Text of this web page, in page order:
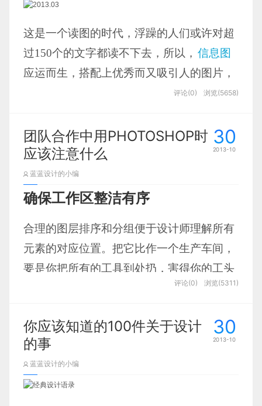
Paraply
他们为用户的当前位置提供降雨预报服务。
忧郁的蓝色预示着雨雪的降临，与雨伞保护
Johann Lucchini
不要直接发广告文档，这样的文档不会有人查看的。文档的
推广最有效的方法”我们可以制作成文档上传到群共享。这
样的文档标题你有兴趣，你说说会去打开查看吗？
与功能之间的平衡，从而创造出华而不实的
数据可视化形式，无法达到其主要目的，也
就是传达与沟通信息。
如今学习应用数据可视化的渠道有很多，你
可以跟踪一些专家博客，但更重要的一点是
实践/实操，你必须对目前可用的
工具有个大致了解。以下是Netmagzine列举
1.Excel
这是一个读图的时代，浮躁的人们或许对超
过150个的文字都读不下去，所以， 信息图
应运而生，搭配上优秀而又吸引人的图片，
再加上一小段精炼的文字，足够吸引人而又
信息图之余，我们也常常会产生制作属于自
己的精美信息图的冲动，只是往往是心有余
而力不足.不过还好，有众多提供在线制作信
息图的工具,比如creately就是其中的佼佼
什么是信息图(Infographics)
信息图形（Information graphics），又称为
信息图（
），是指数据、信息或
知识的可视化表现形式。信息图形主要应用
于必须要有一个清楚准确的解释或表达甚为
评论(0) 浏览(5658)
30
2013-10
团队合作中用PHOTOSHOP时
应该注意什么
蓝蓝设计的小编
确保工作区整洁有序
合理的图层排序和分组便于设计师理解所有
元素的对应位置。把它比作一个生产车间，
要是你把所有的工具到处扔，害得你的工头
什么都找不到，你还有好日子过么？
评论(0) 浏览(5311)
30
2013-10
你应该知道的100件关于设计
的事
蓝蓝设计的小编